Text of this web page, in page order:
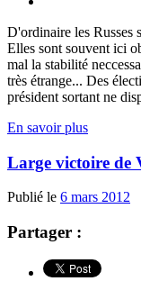
D'ordinaire les Russes
Elles sont souvent ici
mal la stabilité
très étrange... Des
président sortant ne
En savoir plus
Large victoire de
Publié le 6 mars 2012
Partager :